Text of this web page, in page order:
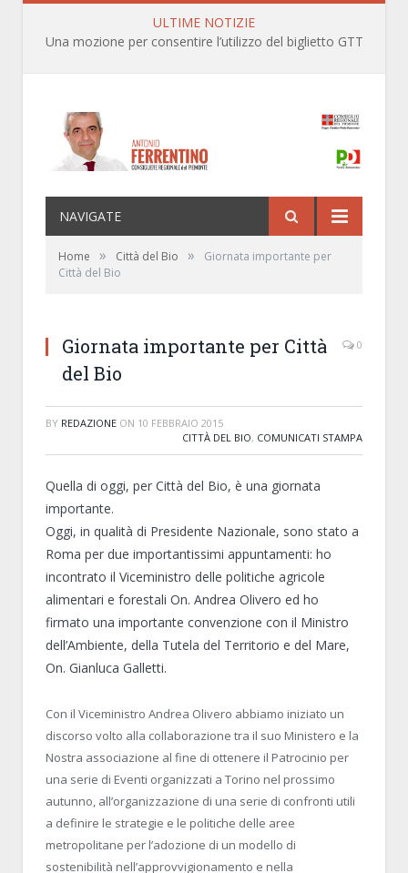
ULTIME NOTIZIE
NAVIGATE
Home » Città del Bio »
Giornata importante per
Città del Bio
Giornata importante per Città
del Bio
0
BY REDAZIONE ON 10 FEBBRAIO 2015
CITTÀ DEL BIO, COMUNICATI STAMPA
Quella di oggi, per Città del Bio, è una giornata
importante.
Oggi, in qualità di Presidente Nazionale, sono stato a
Roma per due importantissimi appuntamenti: ho
incontrato il Viceministro delle politiche agricole
alimentari e forestali On. Andrea Olivero ed ho
firmato una importante convenzione con il Ministro
dell’Ambiente, della Tutela del Territorio e del Mare,
On. Gianluca Galletti.
Con il Viceministro Andrea Olivero abbiamo iniziato un
discorso volto alla collaborazione tra il suo Ministero e la
Nostra associazione al fine di ottenere il Patrocinio per
una serie di Eventi organizzati a Torino nel prossimo
autunno, all’organizzazione di una serie di confronti utili
a definire le strategie e le politiche delle aree
metropolitane per l’adozione di un modello di
sostenibilità nell’approvvigionamento e nella